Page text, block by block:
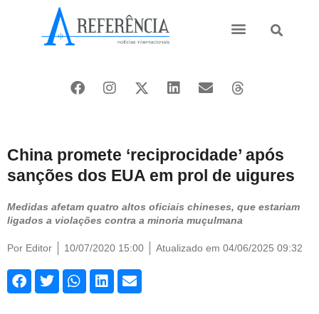
China promete ‘reciprocidade’ após
sanções dos EUA em prol de uigures
Medidas afetam quatro altos oficiais chineses, que estariam
ligados a violações contra a minoria muçulmana
Por Editor 10/07/2020 15:00 Atualizado em 04/06/2025 09:32